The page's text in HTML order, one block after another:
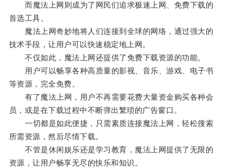
而魔法上网则成为了网民们追求极速上网、免费下载的
首选工具。
魔法上网奇妙地将人们连接到全球的网络，通过强大的
技术手段，让用户可以快速稳定地上网。
不仅如此，魔法上网还提供了免费下载资源的功能。
用户可以畅享各种高质量的影视、音乐、游戏、电子书
等资源，完全免费。
有了魔法上网，用户不再需要花费大量资金购买各种会
员，或是在下载过程中不断弹出繁琐的广告窗口。
一切都是如此便捷，只需素质连接魔法上网，轻松搜索
所需资源，然后尽情下载。
不管是休闲娱乐还是学习教育，魔法上网提供了无限的
资源，让用户畅享无尽的快乐和知识。